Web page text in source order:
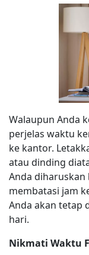
Walaupun Anda
perjelas waktu
ke kantor.
atau dinding
Anda
membatasi jam
Anda akan tetap
hari.
Nikmati Waktu